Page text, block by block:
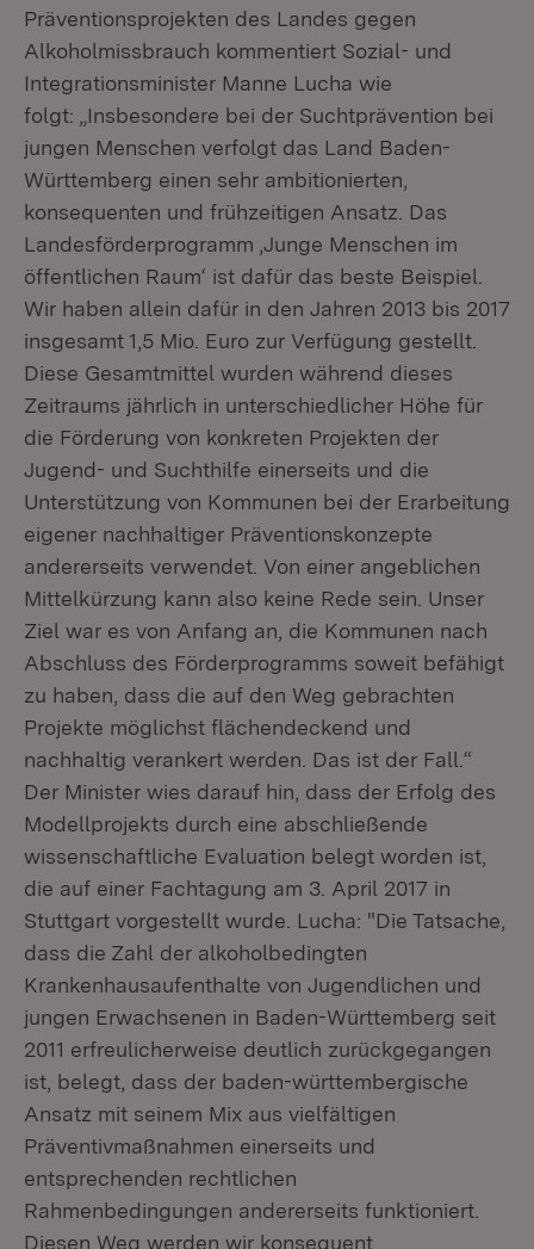
Präventionsprojekten des Landes gegen
Alkoholmissbrauch kommentiert Sozial- und
Integrationsminister Manne Lucha wie
folgt: „Insbesondere bei der Suchtprävention bei
jungen Menschen verfolgt das Land Baden-
Württemberg einen sehr ambitionierten,
konsequenten und frühzeitigen Ansatz. Das
Landesförderprogramm ‚Junge Menschen im
öffentlichen Raum‘ ist dafür das beste Beispiel.
Wir haben allein dafür in den Jahren 2013 bis 2017
insgesamt 1,5 Mio. Euro zur Verfügung gestellt.
Diese Gesamtmittel wurden während dieses
Zeitraums jährlich in unterschiedlicher Höhe für
die Förderung von konkreten Projekten der
Jugend- und Suchthilfe einerseits und die
Unterstützung von Kommunen bei der Erarbeitung
eigener nachhaltiger Präventionskonzepte
andererseits verwendet. Von einer angeblichen
Mittelkürzung kann also keine Rede sein. Unser
Ziel war es von Anfang an, die Kommunen nach
Abschluss des Förderprogramms soweit befähigt
zu haben, dass die auf den Weg gebrachten
Projekte möglichst flächendeckend und
nachhaltig verankert werden. Das ist der Fall.“
Der Minister wies darauf hin, dass der Erfolg des
Modellprojekts durch eine abschließende
wissenschaftliche Evaluation belegt worden ist,
die auf einer Fachtagung am 3. April 2017 in
Stuttgart vorgestellt wurde. Lucha: "Die Tatsache,
dass die Zahl der alkoholbedingten
Krankenhausaufenthalte von Jugendlichen und
jungen Erwachsenen in Baden-Württemberg seit
2011 erfreulicherweise deutlich zurückgegangen
ist, belegt, dass der baden-württembergische
Ansatz mit seinem Mix aus vielfältigen
Präventivmaßnahmen einerseits und
entsprechenden rechtlichen
Rahmenbedingungen andererseits funktioniert.
Diesen Weg werden wir konsequent